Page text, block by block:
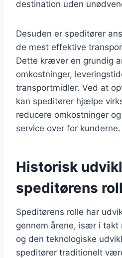
destination uden
Desuden er speditører
de mest effektive
Dette kræver en grundig
omkostninger,
transportmidler. Ved at
kan speditører hjælpe
reducere omkostninger
service over for kunderne.
Historisk
speditørens
Speditørens rolle har
gennem årene, især i takt
og den teknologiske
speditører traditionelt